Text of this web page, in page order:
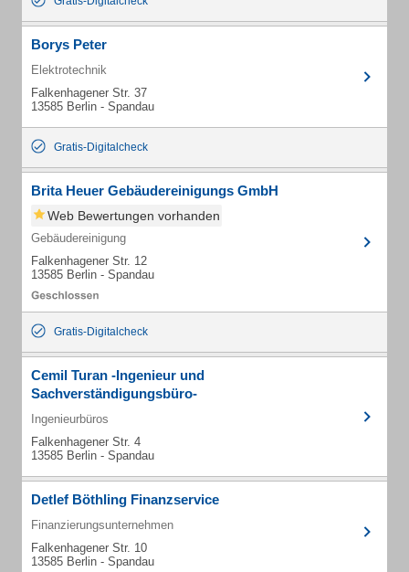
Borys Peter
Elektrotechnik
Falkenhagener Str. 37
13585 Berlin - Spandau
Gratis-Digitalcheck
Brita Heuer Gebäudereinigungs GmbH
Web Bewertungen vorhanden
Gebäudereinigung
Falkenhagener Str. 12
13585 Berlin - Spandau
Gratis-Digitalcheck
Cemil Turan -Ingenieur und
Sachverständigungsbüro-
Ingenieurbüros
Falkenhagener Str. 4
13585 Berlin - Spandau
Detlef Böthling Finanzservice
Finanzierungsunternehmen
Falkenhagener Str. 10
13585 Berlin - Spandau